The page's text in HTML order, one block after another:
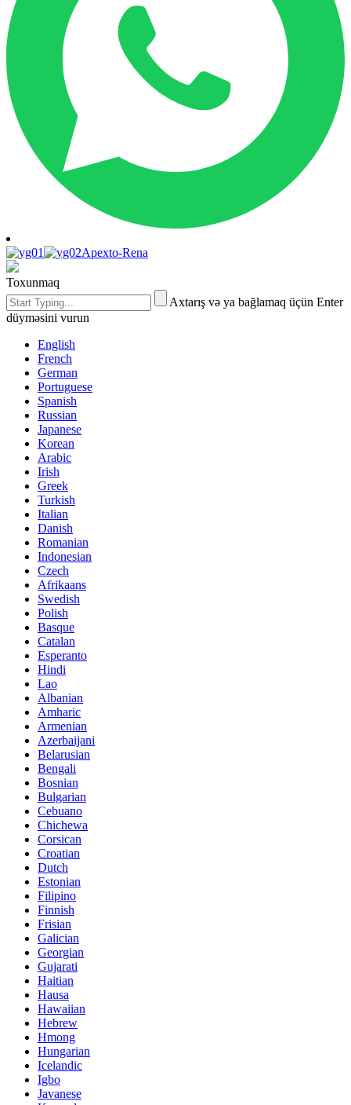
Apexto-Rena
Toxunmaq
Axtarış və ya bağlamaq üçün Enter
düyməsini vurun
English
French
German
Portuguese
Spanish
Russian
Japanese
Korean
Arabic
Irish
Greek
Turkish
Italian
Danish
Romanian
Indonesian
Czech
Afrikaans
Swedish
Polish
Basque
Catalan
Esperanto
Hindi
Lao
Albanian
Amharic
Armenian
Azerbaijani
Belarusian
Bengali
Bosnian
Bulgarian
Cebuano
Chichewa
Corsican
Croatian
Dutch
Estonian
Filipino
Finnish
Frisian
Galician
Georgian
Gujarati
Haitian
Hausa
Hawaiian
Hebrew
Hmong
Hungarian
Icelandic
Igbo
Javanese